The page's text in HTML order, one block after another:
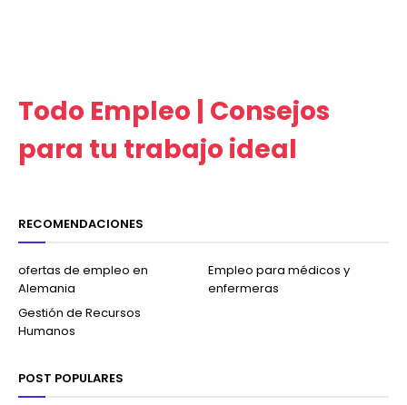
Todo Empleo | Consejos
para tu trabajo ideal
RECOMENDACIONES
ofertas de empleo en
Alemania
Empleo para médicos y
enfermeras
Gestión de Recursos
Humanos
POST POPULARES